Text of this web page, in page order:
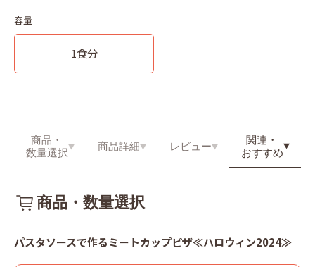
容量
1食分
商品・
数量選択
商品詳細 レビュー
関連・
おすすめ
商品・数量選択
パスタソースで作るミートカップピザ≪ハロウィン2024≫